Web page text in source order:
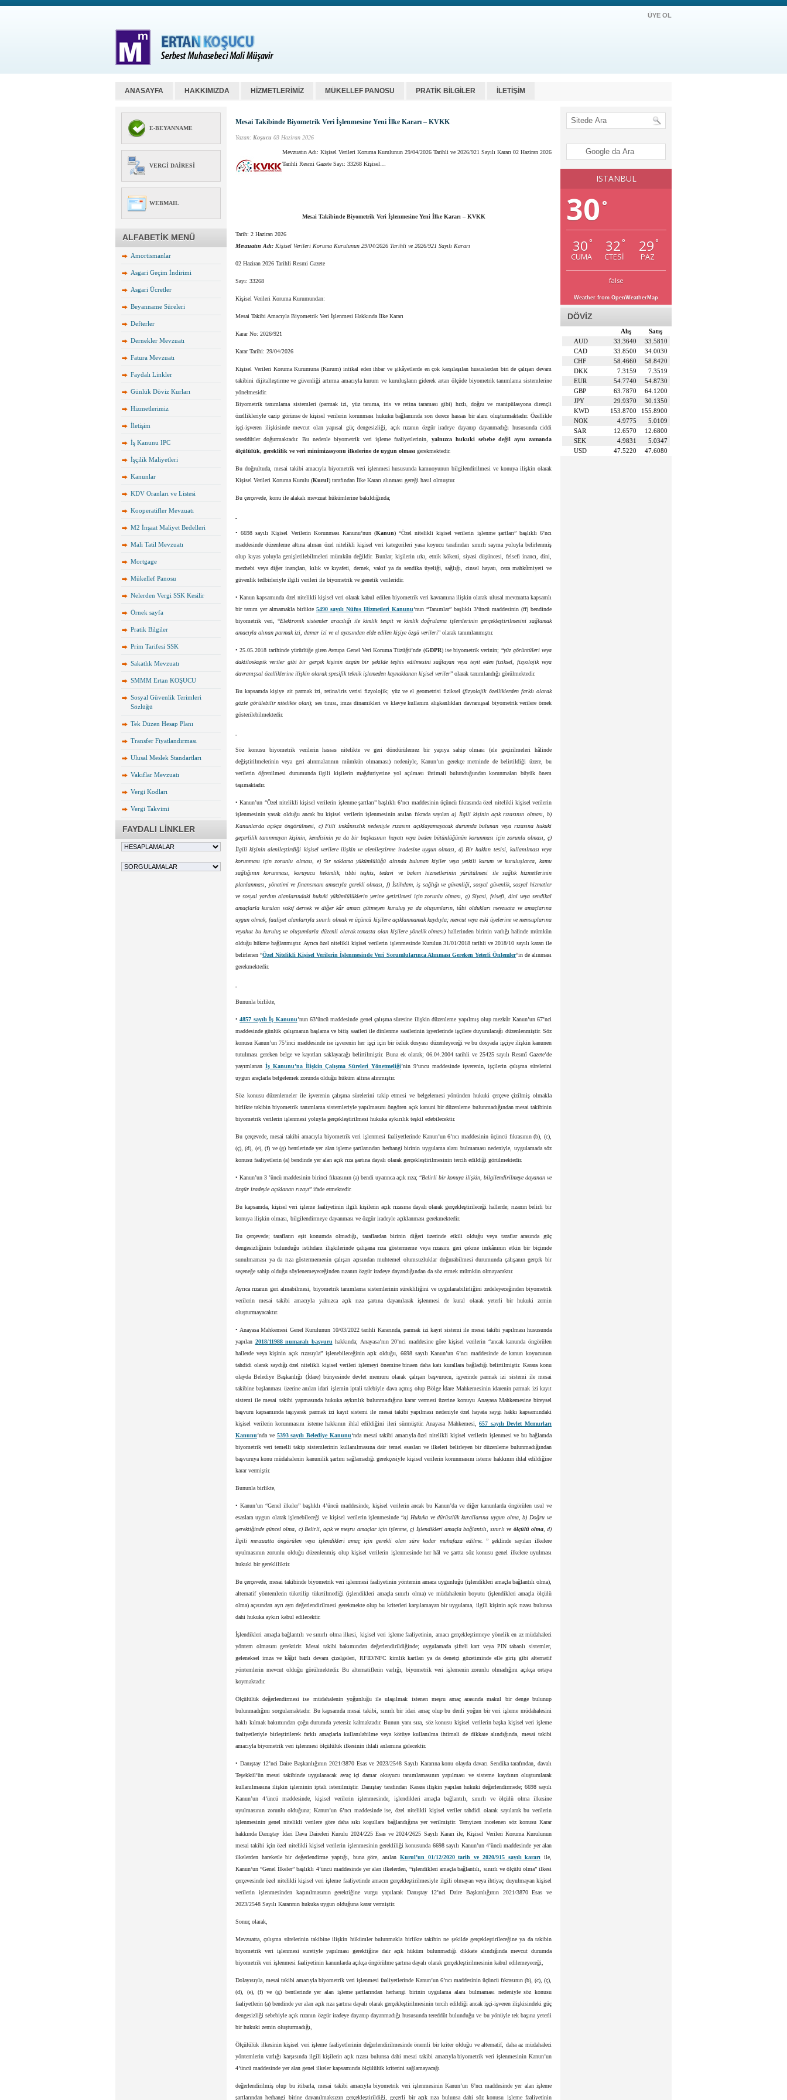
ÜYE OL
ANASAYFA HAKKIMIZDA HİZMETLERİMİZ MÜKELLEF PANOSU PRATİK BİLGİLER İLETİŞİM
E-BEYANNAME
VERGI DAIRESI
WEBMAIL
ALFABETİK MENÜ
Amortismanlar
Asgari Geçim İndirimi
Asgari Ücretler
Beyanname Süreleri
Defterler
Dernekler Mevzuatı
Fatura Mevzuatı
Faydalı Linkler
Günlük Döviz Kurları
Hizmetlerimiz
İletişim
İş Kanunu IPC
İşçilik Maliyetleri
Kanunlar
KDV Oranları ve Listesi
Kooperatifler Mevzuatı
M2 İnşaat Maliyet Bedelleri
Mali Tatil Mevzuatı
Mortgage
Mükellef Panosu
Nelerden Vergi SSK Kesilir
Örnek sayfa
Pratik Bilgiler
Prim Tarifesi SSK
Sakatlık Mevzuatı
SMMM Ertan KOŞUCU
Sosyal Güvenlik Terimleri
Sözlüğü
Tek Düzen Hesap Planı
Transfer Fiyatlandırması
Ulusal Meslek Standartları
Vakıflar Mevzuatı
Vergi Kodları
Vergi Takvimi
FAYDALI LİNKLER
Mesai Takibinde Biyometrik Veri İşlenmesine Yeni İlke Kararı – KVKK
Yazan: Koşucu 03 Haziran 2026
Mevzuatın Adı: Kişisel Verileri Koruma Kurulunun 29/04/2026 Tarihli ve 2026/921 Sayılı Kararı 02 Haziran 2026
Tarihli Resmi Gazete Sayı: 33268 Kişisel…
Mesai Takibinde Biyometrik Veri İşlenmesine Yeni İlke Kararı – KVKK
Tarih: 2 Haziran 2026
Mevzuatın Adı: Kişisel Verileri Koruma Kurulunun 29/04/2026 Tarihli ve 2026/921 Sayılı Kararı
02 Haziran 2026 Tarihli Resmi Gazete
Sayı: 33268
Kişisel Verileri Koruma Kurumundan:
Mesai Takibi Amacıyla Biyometrik Veri İşlenmesi Hakkında İlke Kararı
Karar No: 2026/921
Karar Tarihi: 29/04/2026
Kişisel Verileri Koruma Kurumuna (Kurum) intikal eden ihbar ve şikâyetlerde en çok karşılaşılan hususlardan biri de çalışan devam
takibini dijitalleştirme ve güvenliği artırma amacıyla kurum ve kuruluşların giderek artan ölçüde biyometrik tanımlama sistemlerine
yönelmesidir.
Biyometrik tanımlama sistemleri (parmak izi, yüz tanıma, iris ve retina taraması gibi) hızlı, doğru ve manipülasyona dirençli
özellikleriyle cazip görünse de kişisel verilerin korunması hukuku bağlamında son derece hassas bir alanı oluşturmaktadır. Özellikle
işçi-işveren ilişkisinde mevcut olan yapısal güç dengesizliği, açık rızanın özgür iradeye dayanıp dayanmadığı hususunda ciddi
tereddütler doğurmaktadır. Bu nedenle biyometrik veri işleme faaliyetlerinin, yalnızca hukuki sebebe değil aynı zamanda
ölçülülük, gereklilik ve veri minimizasyonu ilkelerine de uygun olması gerekmektedir.
Bu doğrultuda, mesai takibi amacıyla biyometrik veri işlenmesi hususunda kamuoyunun bilgilendirilmesi ve konuya ilişkin olarak
Kişisel Verileri Koruma Kurulu (Kurul) tarafından İlke Kararı alınması gereği hasıl olmuştur.
Bu çerçevede, konu ile alakalı mevzuat hükümlerine bakıldığında;
• 6698 sayılı Kişisel Verilerin Korunması Kanunu’nun (Kanun) “Özel nitelikli kişisel verilerin işlenme şartları” başlıklı 6’ncı
maddesinde düzenleme altına alınan özel nitelikli kişisel veri kategorileri yasa koyucu tarafından sınırlı sayma yoluyla belirlenmiş
olup kıyas yoluyla genişletilebilmeleri mümkün değildir. Bunlar; kişilerin ırkı, etnik kökeni, siyasi düşüncesi, felsefi inancı, dini,
mezhebi veya diğer inançları, kılık ve kıyafeti, dernek, vakıf ya da sendika üyeliği, sağlığı, cinsel hayatı, ceza mahkûmiyeti ve
güvenlik tedbirleriyle ilgili verileri ile biyometrik ve genetik verileridir.
• Kanun kapsamında özel nitelikli kişisel veri olarak kabul edilen biyometrik veri kavramına ilişkin olarak ulusal mevzuatta kapsamlı
bir tanım yer almamakla birlikte 5490 sayılı Nüfus Hizmetleri Kanunu’nun “Tanımlar” başlıklı 3’üncü maddesinin (ff) bendinde
biyometrik veri, “Elektronik sistemler aracılığı ile kimlik tespit ve kimlik doğrulama işlemlerinin gerçekleştirilmesini sağlamak
amacıyla alınan parmak izi, damar izi ve el ayasından elde edilen kişiye özgü verileri” olarak tanımlanmıştır.
• 25.05.2018 tarihinde yürürlüğe giren Avrupa Genel Veri Koruma Tüzüğü’nde (GDPR) ise biyometrik verinin; “yüz görüntüleri veya
daktiloskopik veriler gibi bir gerçek kişinin özgün bir şekilde teşhis edilmesini sağlayan veya teyit eden fiziksel, fizyolojik veya
davranışsal özelliklerine ilişkin olarak spesifik teknik işlemeden kaynaklanan kişisel veriler” olarak tanımlandığı görülmektedir.
Bu kapsamda kişiye ait parmak izi, retina/iris verisi fizyolojik; yüz ve el geometrisi fiziksel (fizyolojik özelliklerden farklı olarak
gözle görülebilir nitelikte olan); ses tınısı, imza dinamikleri ve klavye kullanım alışkanlıkları davranışsal biyometrik verilere örnek
gösterilebilmektedir.
Söz konusu biyometrik verilerin hassas nitelikte ve geri döndürülemez bir yapıya sahip olması (ele geçirilmeleri hâlinde
değiştirilmelerinin veya geri alınmalarının mümkün olmaması) nedeniyle, Kanun’un gerekçe metninde de belirtildiği üzere, bu
verilerin öğrenilmesi durumunda ilgili kişilerin mağduriyetine yol açılması ihtimali bulunduğundan korunmaları büyük önem
taşımaktadır.
• Kanun’un “Özel nitelikli kişisel verilerin işlenme şartları” başlıklı 6’ncı maddesinin üçüncü fıkrasında özel nitelikli kişisel verilerin
işlenmesinin yasak olduğu ancak bu kişisel verilerin işlenmesinin anılan fıkrada sayılana) İlgili kişinin açık rızasının olması, b)
Kanunlarda açıkça öngörülmesi, c) Fiili imkânsızlık nedeniyle rızasını açıklayamayacak durumda bulunan veya rızasına hukuki
geçerlilik tanınmayan kişinin, kendisinin ya da bir başkasının hayatı veya beden bütünlüğünün korunması için zorunlu olması, ç)
İlgili kişinin alenileştirdiği kişisel verilere ilişkin ve alenileştirme iradesine uygun olması, d) Bir hakkın tesisi, kullanılması veya
korunması için zorunlu olması, e) Sır saklama yükümlülüğü altında bulunan kişiler veya yetkili kurum ve kuruluşlarca, kamu
sağlığının korunması, koruyucu hekimlik, tıbbi teşhis, tedavi ve bakım hizmetlerinin yürütülmesi ile sağlık hizmetlerinin
planlanması, yönetimi ve finansmanı amacıyla gerekli olması, f) İstihdam, iş sağlığı ve güvenliği, sosyal güvenlik, sosyal hizmetler
ve sosyal yardım alanlarındaki hukuki yükümlülüklerin yerine getirilmesi için zorunlu olması, g) Siyasi, felsefi, dini veya sendikal
amaçlarla kurulan vakıf dernek ve diğer kâr amacı gütmeyen kuruluş ya da oluşumların, tâbi oldukları mevzuata ve amaçlarına
uygun olmak, faaliyet alanlarıyla sınırlı olmak ve üçüncü kişilere açıklanmamak kaydıyla; mevcut veya eski üyelerine ve mensuplarına
veyahut bu kuruluş ve oluşumlarla düzenli olarak temasta olan kişilere yönelik olması) hallerinden birinin varlığı halinde mümkün
olduğu hükme bağlanmıştır. Ayrıca özel nitelikli kişisel verilerin işlenmesinde Kurulun 31/01/2018 tarihli ve 2018/10 sayılı kararı ile
belirlenen “Özel Nitelikli Kişisel Verilerin İşlenmesinde Veri Sorumlularınca Alınması Gereken Yeterli Önlemler“in de alınması
gerekmektedir.
Bununla birlikte,
•4857 sayılı İş Kanunu’nun 63’üncü maddesinde genel çalışma süresine ilişkin düzenleme yapılmış olup mezkûr Kanun’un 67’nci
maddesinde günlük çalışmanın başlama ve bitiş saatleri ile dinlenme saatlerinin işyerlerinde işçilere duyurulacağı düzenlenmiştir. Söz
konusu Kanun’un 75’inci maddesinde ise işverenin her işçi için bir özlük dosyası düzenleyeceği ve bu dosyada işçiye ilişkin kanunen
tutulması gereken belge ve kayıtları saklayacağı belirtilmiştir. Buna ek olarak; 06.04.2004 tarihli ve 25425 sayılı Resmî Gazete’de
yayımlanan İş Kanunu’na İlişkin Çalışma Süreleri Yönetmeliği’nin 9’uncu maddesinde işverenin, işçilerin çalışma sürelerini
uygun araçlarla belgelemek zorunda olduğu hüküm altına alınmıştır.
Söz konusu düzenlemeler ile işverenin çalışma sürelerini takip etmesi ve belgelemesi yönünden hukuki çerçeve çizilmiş olmakla
birlikte takibin biyometrik tanımlama sistemleriyle yapılmasını öngören açık kanuni bir düzenleme bulunmadığından mesai takibinin
biyometrik verilerin işlenmesi yoluyla gerçekleştirilmesi hukuka aykırılık teşkil edebilecektir.
Bu çerçevede, mesai takibi amacıyla biyometrik veri işlenmesi faaliyetlerinde Kanun’un 6’ncı maddesinin üçüncü fıkrasının (b), (c),
(ç), (d), (e), (f) ve (g) bentlerinde yer alan işleme şartlarından herhangi birinin uygulama alanı bulmaması nedeniyle, uygulamada söz
konusu faaliyetlerin (a) bendinde yer alan açık rıza şartına dayalı olarak gerçekleştirilmesinin tercih edildiği görülmektedir.
• Kanun’un 3 ’üncü maddesinin birinci fıkrasının (a) bendi uyarınca açık rıza; “Belirli bir konuya ilişkin, bilgilendirilmeye dayanan ve
özgür iradeyle açıklanan rızayı” ifade etmektedir.
Bu kapsamda, kişisel veri işleme faaliyetinin ilgili kişilerin açık rızasına dayalı olarak gerçekleştirileceği hallerde; rızanın belirli bir
konuya ilişkin olması, bilgilendirmeye dayanması ve özgür iradeyle açıklanması gerekmektedir.
Bu çerçevede; tarafların eşit konumda olmadığı, taraflardan birinin diğeri üzerinde etkili olduğu veya taraflar arasında güç
dengesizliğinin bulunduğu istihdam ilişkilerinde çalışana rıza göstermeme veya rızasını geri çekme imkânının etkin bir biçimde
sunulmaması ya da rıza göstermemenin çalışan açısından muhtemel olumsuzluklar doğurabilmesi durumunda çalışanın gerçek bir
seçeneğe sahip olduğu söylenemeyeceğinden rızanın özgür iradeye dayandığından da söz etmek mümkün olmayacaktır.
Ayrıca rızanın geri alınabilmesi, biyometrik tanımlama sistemlerinin sürekliliğini ve uygulanabilirliğini zedeleyeceğinden biyometrik
verilerin mesai takibi amacıyla yalnızca açık rıza şartına dayanılarak işlenmesi de kural olarak yeterli bir hukuki zemin
oluşturmayacaktır.
• Anayasa Mahkemesi Genel Kurulunun 10/03/2022 tarihli Kararında, parmak izi kayıt sistemi ile mesai takibi yapılması hususunda
yapılan 2018/11988 numaralı başvuru hakkında; Anayasa’nın 20’nci maddesine göre kişisel verilerin “ancak kanunda öngörülen
hallerde veya kişinin açık rızasıyla” işlenebileceğinin açık olduğu, 6698 sayılı Kanun’un 6’ncı maddesinde de kanun koyucunun
tahdidi olarak saydığı özel nitelikli kişisel verileri işlemeyi önemine binaen daha katı kurallara bağladığı belirtilmiştir. Karara konu
olayda Belediye Başkanlığı (İdare) bünyesinde devlet memuru olarak çalışan başvurucu, işyerinde parmak izi sistemi ile mesai
takibine başlanması üzerine anılan idari işlemin iptali talebiyle dava açmış olup Bölge İdare Mahkemesinin idarenin parmak izi kayıt
sistemi ile mesai takibi yapmasında hukuka aykırılık bulunmadığına karar vermesi üzerine konuyu Anayasa Mahkemesine bireysel
başvuru kapsamında taşıyarak parmak izi kayıt sistemi ile mesai takibi yapılması nedeniyle özel hayata saygı hakkı kapsamındaki
kişisel verilerin korunmasını isteme hakkının ihlal edildiğini ileri sürmüştür. Anayasa Mahkemesi,657 sayılı Devlet Memurları
Kanunu‘nda ve 5393 sayılı Belediye Kanunu‘nda mesai takibi amacıyla özel nitelikli kişisel verilerin işlenmesi ve bu bağlamda
biyometrik veri temelli takip sistemlerinin kullanılmasına dair temel esasları ve ilkeleri belirleyen bir düzenleme bulunmadığından
başvuruya konu müdahalenin kanunilik şartını sağlamadığı gerekçesiyle kişisel verilerin korunmasını isteme hakkının ihlal edildiğine
karar vermiştir.
Bununla birlikte,
• Kanun’un “Genel ilkeler” başlıklı 4’üncü maddesinde, kişisel verilerin ancak bu Kanun’da ve diğer kanunlarda öngörülen usul ve
esaslara uygun olarak işlenebileceği ve kişisel verilerin işlenmesinde “a) Hukuka ve dürüstlük kurallarına uygun olma, b) Doğru ve
gerektiğinde güncel olma, c) Belirli, açık ve meşru amaçlar için işlenme, ç) İşlendikleri amaçla bağlantılı, sınırlı ve ölçülü olma, d)
İlgili mevzuatta öngörülen veya işlendikleri amaç için gerekli olan süre kadar muhafaza edilme.
” şeklinde sayılan ilkelere
uyulmasının zorunlu olduğu düzenlenmiş olup kişisel verilerin işlenmesinde her hâl ve şartta söz konusu genel ilkelere uyulması
hukuki bir gerekliliktir.
Bu çerçevede, mesai takibinde biyometrik veri işlenmesi faaliyetinin yöntemin amaca uygunluğu (işlendikleri amaçla bağlantılı olma),
alternatif yöntemlerin tüketilip tüketilmediği (işlendikleri amaçla sınırlı olma) ve müdahalenin boyutu (işlendikleri amaçla ölçülü
olma) açısından ayrı ayrı değerlendirilmesi gerekmekte olup bu kriterleri karşılamayan bir uygulama, ilgili kişinin açık rızası bulunsa
dahi hukuka aykırı kabul edilecektir.
İşlendikleri amaçla bağlantılı ve sınırlı olma ilkesi, kişisel veri işleme faaliyetinin, amacı gerçekleştirmeye yönelik en az müdahaleci
yöntem olmasını gerektirir. Mesai takibi bakımından değerlendirildiğinde; uygulamada şifreli kart veya PIN tabanlı sistemler,
geleneksel imza ve kâğıt bazlı devam çizelgeleri, RFID/NFC kimlik kartları ya da denetçi gözetiminde elle giriş gibi alternatif
yöntemlerin mevcut olduğu görülmektedir. Bu alternatiflerin varlığı, biyometrik veri işlemenin zorunlu olmadığını açıkça ortaya
koymaktadır.
Ölçülülük değerlendirmesi ise müdahalenin yoğunluğu ile ulaşılmak istenen meşru amaç arasında makul bir denge bulunup
bulunmadığını sorgulamaktadır. Bu kapsamda mesai takibi, sınırlı bir idari amaç olup bu denli yoğun bir veri işleme müdahalesini
haklı kılmak bakımından çoğu durumda yetersiz kalmaktadır. Bunun yanı sıra, söz konusu kişisel verilerin başka kişisel veri işleme
faaliyetleriyle birleştirilerek farklı amaçlarla kullanılabilme veya kötüye kullanılma ihtimali de dikkate alındığında, mesai takibi
amacıyla biyometrik veri işlenmesi ölçülülük ilkesinin ihlali anlamına gelecektir.
• Danıştay 12’nci Daire Başkanlığının 2021/3870 Esas ve 2023/2548 Sayılı Kararına konu olayda davacı Sendika tarafından, davalı
Teşekkül’ün mesai takibinde uygulanacak avuç içi damar okuyucu tanımlamasının yapılması ve sisteme kaydının oluşturularak
kullanılmasına ilişkin işleminin iptali istenilmiştir. Danıştay tarafından Karara ilişkin yapılan hukuki değerlendirmede; 6698 sayılı
Kanun’un 4’üncü maddesinde, kişisel verilerin işlenmesinde, işlendikleri amaçla bağlantılı, sınırlı ve ölçülü olma ilkesine
uyulmasının zorunlu olduğuna; Kanun’un 6’ncı maddesinde ise, özel nitelikli kişisel veriler tahdidi olarak sayılarak bu verilerin
işlenmesinin genel nitelikli verilere göre daha sıkı koşullara bağlandığına yer verilmiştir. Temyizen incelenen söz konusu Karar
hakkında Danıştay İdari Dava Daireleri Kurulu 2024/225 Esas ve 2024/2625 Sayılı Kararı ile, Kişisel Verileri Koruma Kurulunun
mesai takibi için özel nitelikli kişisel verilerin işlenmesinin gerekliliği konusunda 6698 sayılı Kanun’un 4’üncü maddesinde yer alan
ilkelerden hareketle bir değerlendirme yaptığı, buna göre, anılan Kurul’un 01/12/2020 tarih ve 2020/915 sayılı kararı ile,
Kanun’un “Genel İlkeler” başlıklı 4’üncü maddesinde yer alan ilkelerden, “işlendikleri amaçla bağlantılı, sınırlı ve ölçülü olma” ilkesi
çerçevesinde özel nitelikli kişisel veri işleme faaliyetinde amacın gerçekleştirilmesiyle ilgili olmayan veya ihtiyaç duyulmayan kişisel
verilerin işlenmesinden kaçınılmasının gerektiğine vurgu yapılarak Danıştay 12’nci Daire Başkanlığının 2021/3870 Esas ve
2023/2548 Sayılı Kararının hukuka uygun olduğuna karar vermiştir.
Sonuç olarak,
Mevzuatta, çalışma sürelerinin takibine ilişkin hükümler bulunmakla birlikte takibin ne şekilde gerçekleştirileceğine ya da takibin
biyometrik veri işlenmesi suretiyle yapılması gerektiğine dair açık hüküm bulunmadığı dikkate alındığında mevcut durumda
biyometrik veri işlenmesi faaliyetinin kanunlarda açıkça öngörülme şartına dayalı olarak gerçekleştirilmesinin kabul edilemeyeceği,
Dolayısıyla, mesai takibi amacıyla biyometrik veri işlenmesi faaliyetlerinde Kanun’un 6’ncı maddesinin üçüncü fıkrasının (b), (c), (ç),
(d), (e), (f) ve (g) bentlerinde yer alan işleme şartlarından herhangi birinin uygulama alanı bulmaması nedeniyle söz konusu
faaliyetlerin (a) bendinde yer alan açık rıza şartına dayalı olarak gerçekleştirilmesinin tercih edildiği ancak işçi-işveren ilişkisindeki güç
dengesizliği sebebiyle açık rızanın özgür iradeye dayanıp dayanmadığı hususunda tereddüt bulunduğu ve bu yönüyle tek başına yeterli
bir hukuki zemin oluşturmadığı,
Ölçülülük ilkesinin kişisel veri işleme faaliyetlerinin değerlendirilmesinde önemli bir kriter olduğu ve alternatif, daha az müdahaleci
yöntemlerin varlığı karşısında ilgili kişilerin açık rızası bulunsa dahi mesai takibi amacıyla biyometrik veri işlenmesinin Kanun’un
4’üncü maddesinde yer alan genel ilkeler kapsamında ölçülülük kriterini sağlamayacağı
değerlendirilmiş olup bu itibarla, mesai takibi amacıyla biyometrik veri işlenmesinin Kanun’un 6’ncı maddesinde yer alan işleme
şartlarından herhangi birine dayanılmaksızın gerçekleştirildiği, geçerli bir açık rıza bulunsa dahi söz konusu işleme faaliyetinin
ISTANBUL
30 °
30 °
CUMA
32 °
CTESI
29 °
PAZ
false
Weather from OpenWeatherMap
DÖVİZ
Satış
Alış
AUD
33.5810
33.3640
CAD
34.0030
33.8500
CHF
58.8420
58.4660
DKK
7.3519
7.3159
EUR
54.8730
54.7740
GBP
64.1200
63.7870
JPY
30.1350
29.9370
KWD
155.8900
153.8700
NOK
5.0109
4.9775
SAR
12.6800
12.6570
SEK
5.0347
4.9831
USD
47.6080
47.5220